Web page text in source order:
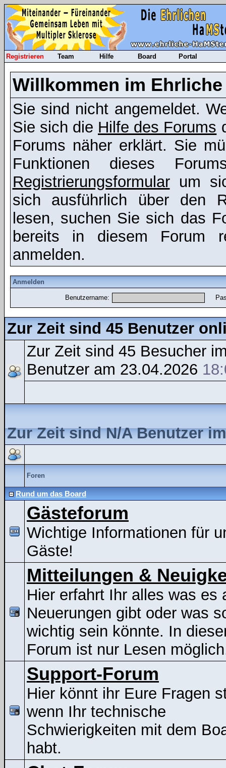
Registrieren Team Hilfe Board Portal
Willkommen im
Sie sind nicht angemeldet.
Sie sich die Hilfe des Forums
Forums näher erklärt. Sie
Funktionen dieses
Registrierungsformularum
sich ausführlich über den
lesen, suchen Sie sich das
bereits in diesem Forum
anmelden.
Anmelden
Benutzername:
Zur Zeit sind 45 Benutzer
Zur Zeit sind 45 Besucher
Benutzer am 23.04.2026
Zur Zeit sind N/A Benutzer
Foren
Rund um das Board
Gästeforum
Wichtige Informationen für
Gäste!
Mitteilungen &
Hier erfahrt Ihr alles was es
Neuerungen gibt oder was
wichtig sein könnte. In
Forum ist nur Lesen
Support-Forum
Hier könnt ihr Eure Fragen
wenn Ihr technische
Schwierigkeiten mit dem
habt.